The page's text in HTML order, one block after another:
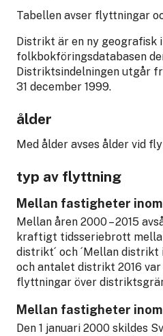
Tabellen avser flyttningar
Distrikt är en ny geografisk
folkbokföringsdatabasen
Distriktsindelningen utgår
31 december 1999.
ålder
Med ålder avses ålder vid
typ av flyttning
Mellan fastigheter
Mellan åren 2000 – 2015
kraftigt tidsseriebrott
distrikt´ och ´Mellan distrikt
och antalet distrikt 2016
flyttningar över
Mellan fastigheter
Den 1 januari 2000 skildes